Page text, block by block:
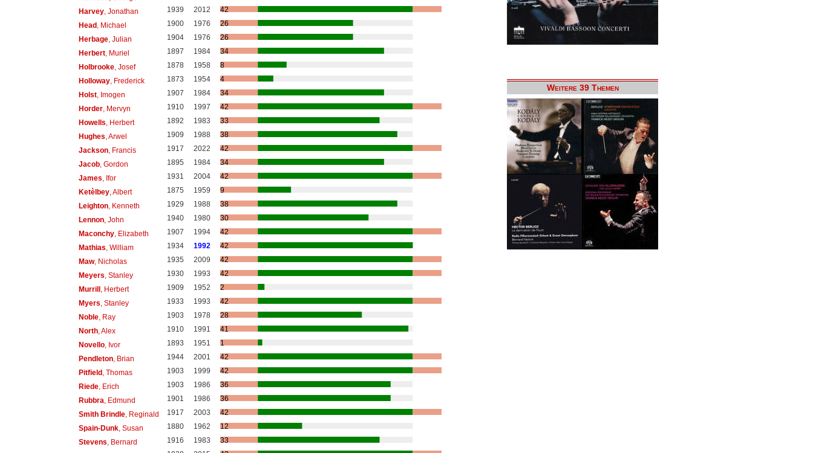
Harvey, Jonathan 1939 2012
42
Head, Michael 1900 1976
26
Herbage, Julian 1904 1976
26
Herbert, Muriel 1897 1984
34
Holbrooke, Josef 1878 1958
8
Holloway, Frederick 1873 1954
4
Holst, Imogen 1907 1984
34
Horder, Mervyn 1910 1997
42
Howells , Herbert 1892 1983
33
Hughes , Arwel 1909 1988
38
Jackson, Francis 1917 2022
42
Jacob, Gordon 1895 1984
34
James , Ifor 1931 2004
42
Ketèlbey, Albert 1875 1959
9
Leighton, Kenneth 1929 1988
38
Lennon, John 1940 1980
30
Maconchy, Elizabeth 1907 1994
42
Mathias , William 1934 1992
42
Maw, Nicholas 1935 2009
42
Meyers , Stanley 1930 1993
42
Murrill, Herbert 1909 1952
2
Myers , Stanley 1933 1993
42
Noble, Ray 1903 1978
28
North, Alex 1910 1991
41
Novello, Ivor 1893 1951
1
Pendleton, Brian 1944 2001
42
Pitfield, Thomas 1903 1999
42
Riede, Erich 1903 1986
36
Rubbra , Edmund 1901 1986
36
Smith Brindle, Reginald 1917 2003
42
Spain-Dunk, Susan 1880 1962
12
Stevens , Bernard 1916 1983
33
Weitere 39 Themen